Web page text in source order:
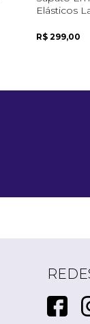
Elásticos
R$ 299,00